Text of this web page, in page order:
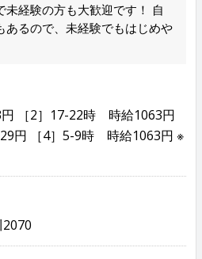
未経験の方も大歓迎です！ 自
あるので、未経験でもはじめや
［2］17-22時 時給1063円
円 ［4］5-9時 時給1063円 ※